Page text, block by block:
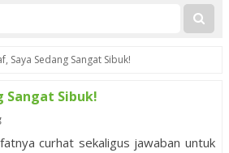
Saya Sedang Sangat Sibuk!
Sangat Sibuk!
curhat sekaligus jawaban untuk